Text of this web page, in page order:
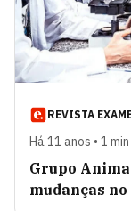
REVISTA
Há 11 anos • 1
Grupo Anima
mudanças no